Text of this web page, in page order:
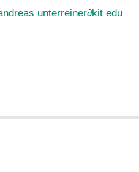
unterreiner∂kit edu